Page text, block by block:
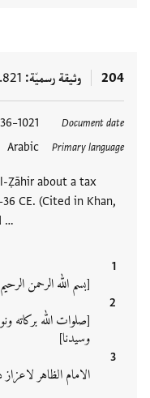
204 وثيقة رسميّة
Document date
1021–1036 CE
Primary language
Arabic
Ẓāhir about a tax
CE. (Cited in Khan,
…
[بسم الله الرحمن
[صلوات الله بركاته
وسيدنا]
الامام الظاهر لاعزاز
العلامات